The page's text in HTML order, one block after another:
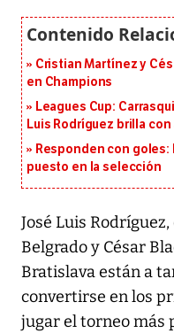
Cristian Martínez y
en Champions
Leagues Cup:
Luis Rodríguez brilla
Responden con
puesto en la selección
José Luis
Belgrado y César
Bratislava están a
convertirse en los
jugar el torneo más